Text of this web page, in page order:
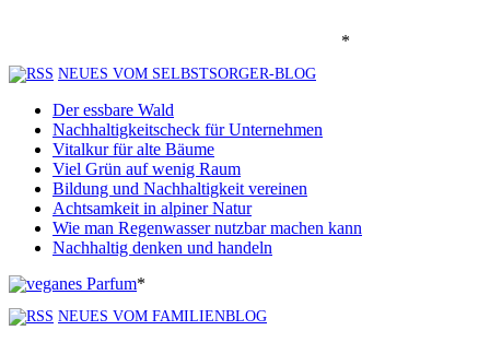
*
NEUES VOM SELBSTSORGER-BLOG
Der essbare Wald
Nachhaltigkeitscheck für Unternehmen
Vitalkur für alte Bäume
Viel Grün auf wenig Raum
Bildung und Nachhaltigkeit vereinen
Achtsamkeit in alpiner Natur
Wie man Regenwasser nutzbar machen kann
Nachhaltig denken und handeln
*
NEUES VOM FAMILIENBLOG